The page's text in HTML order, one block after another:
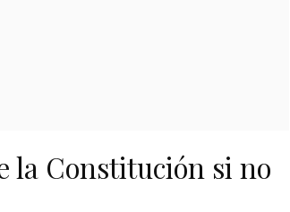
la Constitución si no